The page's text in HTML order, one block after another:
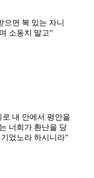
으면 복 있는 자니
소동치 말고”
내 안에서 평안을
너희가 환난을 당
었노라 하시니라”